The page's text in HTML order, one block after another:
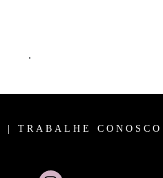
.
TRABALHE CONOSCO